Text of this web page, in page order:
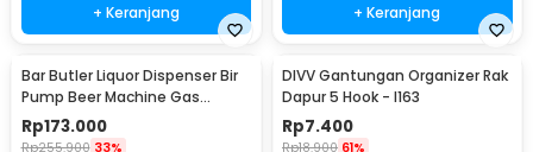
+ Keranjang + Keranjang
Bar Butler Liquor Dispenser Bir
Pump Beer Machine Gas
Station 900ml - P-36
Rp173.000
Rp255.900 33%
DIVV Gantungan Organizer Rak
Dapur 5 Hook - I163
Rp7.400
Rp18.900 61%